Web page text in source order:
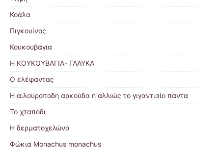
Κοάλα
Πιγκουίνος
Κουκουβάγια
Η ΚΟΥΚΟΥΒΑΓΙΑ- ΓΛΑΥΚΑ
Ο ελέφαντας
Η αιλουρόποδη αρκούδα ή αλλιώς το γιγαντιαίο πάντα
Το χταπόδι
Η δερματοχελώνα
Φώκια Monachus monachus